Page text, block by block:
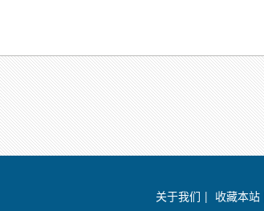
关于我们 | 收藏本站